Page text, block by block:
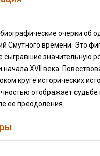
очерки об
Смутного времени. Это
сыгравшие значительную
начала XVII века.
круге исторических
отображает судьбе
ее преодоления.